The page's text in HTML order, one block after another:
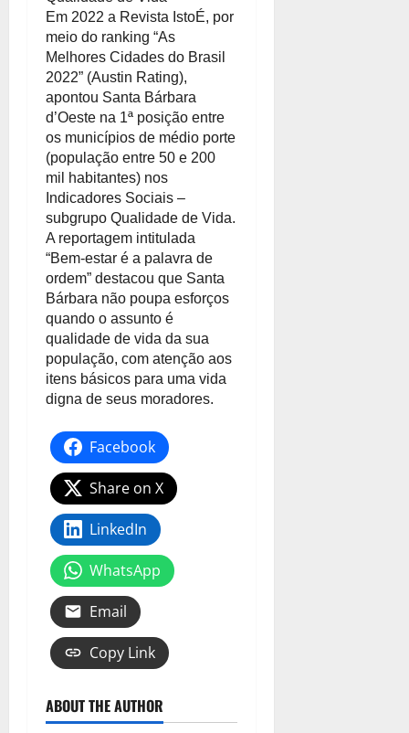
Em 2022 a Revista IstoÉ, por
meio do ranking “As
Melhores Cidades do Brasil
2022” (Austin Rating),
apontou Santa Bárbara
d’Oeste na 1ª posição entre
os municípios de médio porte
(população entre 50 e 200
mil habitantes) nos
Indicadores Sociais –
subgrupo Qualidade de Vida.
A reportagem intitulada
“Bem-estar é a palavra de
ordem” destacou que Santa
Bárbara não poupa esforços
quando o assunto é
qualidade de vida da sua
população, com atenção aos
itens básicos para uma vida
digna de seus moradores.
Facebook
Share on X
LinkedIn
WhatsApp
Email
Copy Link
ABOUT THE AUTHOR